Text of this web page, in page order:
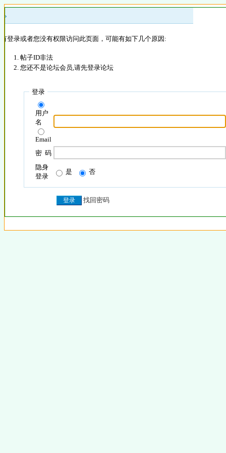
»
登录或者您没有权限访问此页面，可能有如下几个原因:
帖子ID非法
您还不是论坛会员,请先登录论坛
登录
用户
名
Email
密 码
隐身
登录
是 否
找回密码